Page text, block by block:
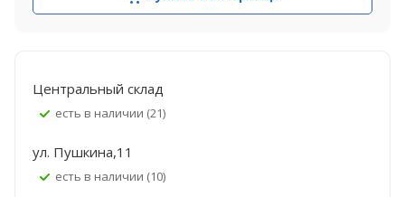
Центральный склад
Есть в наличии (21)
ул. Пушкина,11
Есть в наличии (10)